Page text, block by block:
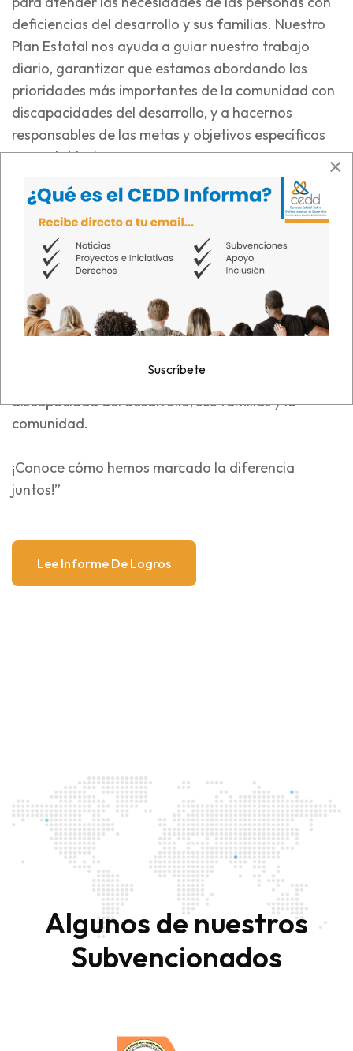
deficiencias del desarrollo y sus familias. Nuestro
Plan Estatal nos ayuda a guiar nuestro trabajo
diario, garantizar que estamos abordando las
prioridades más importantes de la comunidad con
discapacidades del desarrollo, y a hacernos
responsables de las metas y objetivos específicos
que establecimos.
Lee Nuestro Plan Estratégico 2022-2026
Informe de Logros
Descubre nuestros logros alcanzados desde el 2021
diseñados para beneficiar a las personas con
discapacidad del desarrollo, sus familias y la
comunidad.
¡Conoce cómo hemos marcado la diferencia
juntos!”
Lee Informe De Logros
42
Algunos de nuestros
Subvencionados
×
Suscríbete